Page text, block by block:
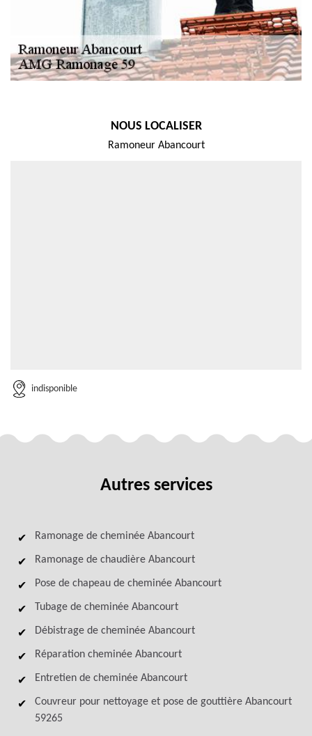
NOUS LOCALISER
Ramoneur Abancourt
indisponible
Autres services
Ramonage de cheminée Abancourt
Ramonage de chaudière Abancourt
Pose de chapeau de cheminée Abancourt
Tubage de cheminée Abancourt
Débistrage de cheminée Abancourt
Réparation cheminée Abancourt
Entretien de cheminée Abancourt
Couvreur pour nettoyage et pose de gouttière Abancourt
59265